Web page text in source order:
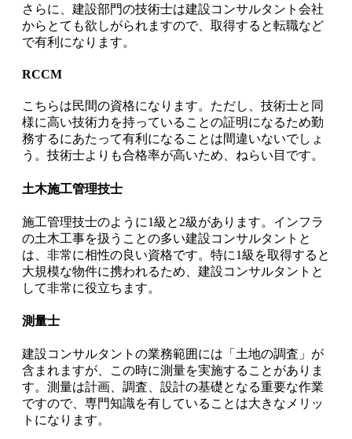
さらに、建設部門の技術士は建設コンサルタント会社
からとても欲しがられますので、取得すると転職など
で有利になります。
RCCM
こちらは民間の資格になります。ただし、技術士と同
様に高い技術力を持っていることの証明になるため勤
務するにあたって有利になることは間違いないでしょ
う。技術士よりも合格率が高いため、ねらい目です。
土木施工管理技士
施工管理技士のように1級と2級があります。インフラ
の土木工事を扱うことの多い建設コンサルタントと
は、非常に相性の良い資格です。特に1級を取得すると
大規模な物件に携われるため、建設コンサルタントと
して非常に役立ちます。
測量士
建設コンサルタントの業務範囲には「土地の調査」が
含まれますが、この時に測量を実施することがありま
す。測量は計画、調査、設計の基礎となる重要な作業
ですので、専門知識を有していることは大きなメリッ
トになります。